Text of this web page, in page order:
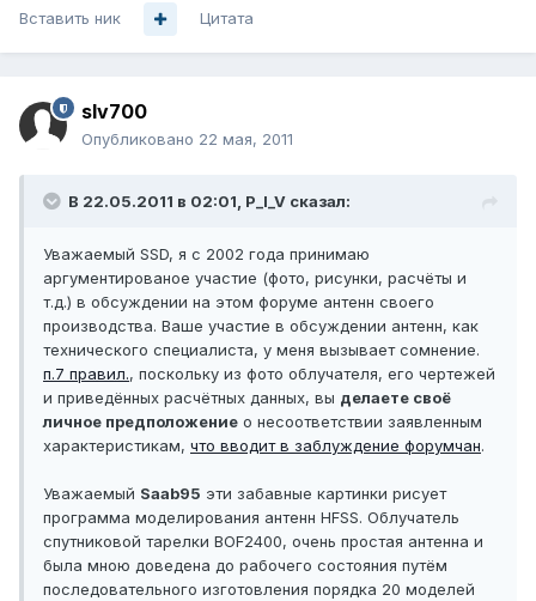
Вставить ник Цитата
slv700
Опубликовано 22 мая, 2011
В 22.05.2011 в 02:01, P_I_V сказал:
Уважаемый SSD, я с 2002 года принимаю
аргументированое участие (фото, рисунки, расчёты и
т.д.) в обсуждении на этом форуме антенн своего
производства. Ваше участие в обсуждении антенн, как
технического специалиста, у меня вызывает сомнение.
п.7 правил., поскольку из фото облучателя, его чертежей
и приведённых расчётных данных, вы делаете своё
личное предположение о несоответствии заявленным
характеристикам, что вводит в заблуждение форумчан.
Уважаемый Saab95 эти забавные картинки рисует
программа моделирования антенн HFSS. Облучатель
спутниковой тарелки BOF2400, очень простая антенна и
была мною доведена до рабочего состояния путём
последовательного изготовления порядка 20 моделей